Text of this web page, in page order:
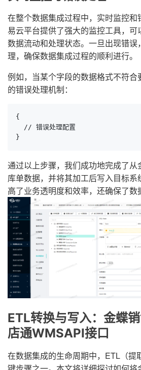
在整个数据集成过程中，实时监控和
易云平台提供了强大的监控工具，可
数据流动和处理状态。一旦出现错误
理，确保数据集成过程的顺利进行。
例如，当某个字段的数据格式不符合
的错误处理机制：
{
  // 错误处理配置
}
通过以上步骤，我们成功地完成了从
库单数据，并将其加工后写入目标
高了业务透明度和效率，还确保了数
ETL转换与写入：金蝶
店通WMSAPI接口
在数据集成的生命周期中，ETL（提